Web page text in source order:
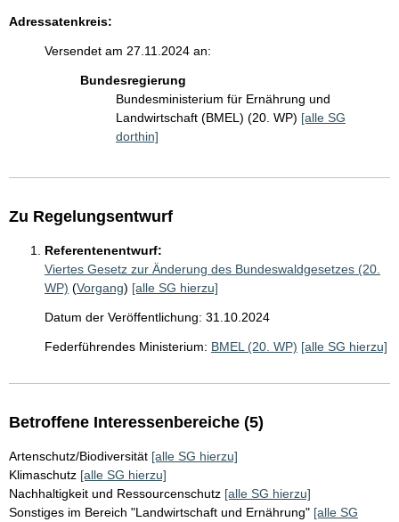
Adressatenkreis:
Versendet am 27.11.2024 an:
Bundesregierung
Bundesministerium für Ernährung und
Landwirtschaft (BMEL) (20. WP) [alle SG
dorthin]
Zu Regelungsentwurf
Referentenentwurf:
Viertes Gesetz zur Änderung des Bundeswaldgesetzes (20.
WP) (Vorgang) [alle SG hierzu]
Datum der Veröffentlichung: 31.10.2024
Federführendes Ministerium: BMEL (20. WP) [alle SG hierzu]
Betroffene Interessenbereiche (5)
Artenschutz/Biodiversität [alle SG hierzu]
Klimaschutz [alle SG hierzu]
Nachhaltigkeit und Ressourcenschutz [alle SG hierzu]
Sonstiges im Bereich "Landwirtschaft und Ernährung" [alle SG